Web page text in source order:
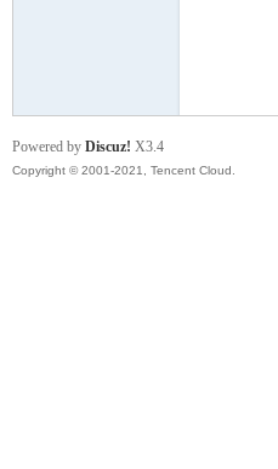
Powered by Discuz! X3.4
Copyright © 2001-2021, Tencent Cloud.